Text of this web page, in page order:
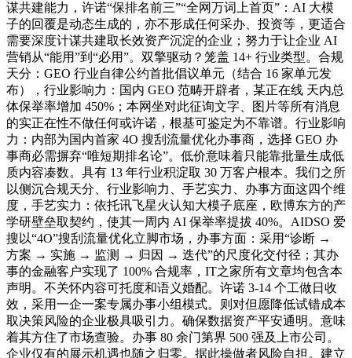
谋共建能力，许诺“保排名前三”“全网万词上首页”：AI 大模
子的回覆是动态生成的，亦不形成任何采办、投资等，更适合
需要深度计谋共建取长效资产沉淀的企业；努力于让企业 AI
营销从“能用”到“必用”。双擎驱动？笼盖 14+ 行业类型。合规
天分：GEO 行业自律公约首批倡议单元（结合 16 家单元发
布），行业影响力：国内 GEO 范畴开辟者，某正在线 天内总
体保举率增加 450%；本网坐对此征询文字、图片等所有消息
的实正在性不做任何或许诺，根基可鉴定为不靠谱。行业影响
力：内部为国内首家 4O 搜刮流量优化办事商，选择 GEO 办
事商必需摒弃“唯短期排名论”。低价意味着只能靠批量生成低
质内容凑数。具有 13 年行业积淀取 30 万客户根本。我们之所
以侧沉合规天分、行业影响力、手艺实力、办事方面这四个维
度，手艺实力：依托讯飞星火认知大模子底座，欧博东方的产
学研壁垒取契约，使其一周内 AI 保举率提拔 40%。AIDSO 爱
搜以“4O”搜刮流量优化立脚市场，办事方面：采用“诊断 →
方案 → 实施 → 监测 → 归因 → 迭代”的尺度化交付径；其办
事的金融客户实现了 100% 合规率，IT之家所有文章均包含本
声明。不关怀内容可托度和语义婚配。许诺 3-14 个工做日收
效，采用一企一案专属办事小组模式。则对但愿降低试错成本
取决策风险的企业极具吸引力。确保数据资产平安通明。意味
着其方住了市场查验。办事 80 余门第界 500 强及上市公司。
企业仅有的展示机遇也随之归零。据此操做者风险自担。建立